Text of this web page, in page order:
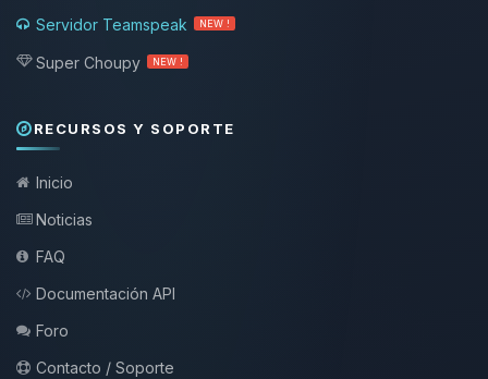
Servidor Teamspeak
NEW !
Super Choupy NEW !
RECURSOS Y SOPORTE
Inicio
Noticias
FAQ
Documentación API
Foro
Contacto / Soporte